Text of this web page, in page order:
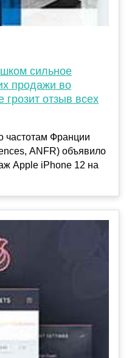
сильное
продажи во
отзыв всех
частотам Франции
ANFR) объявило
Apple iPhone 12 на